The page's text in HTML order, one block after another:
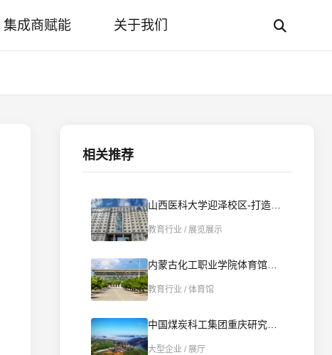
集成商赋能 关于我们
相关推荐
教育行业 / 展览展示
教育行业 / 体育馆
大型企业 / 展厅